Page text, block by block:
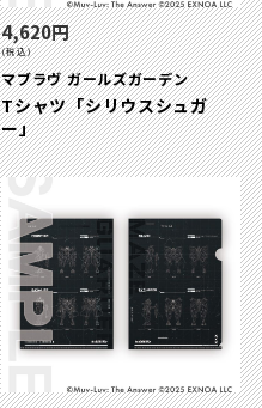
4,620円
(税込)
マブラヴ ガールズガーデン
Tシャツ「シリウスシュガ
ー」